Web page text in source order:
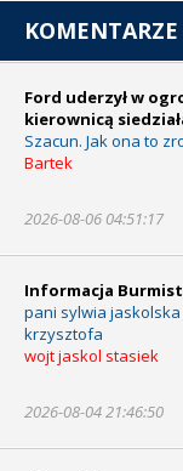
KOMENTARZE
Ford uderzył w
kierownicą
Szacun. Jak ona to
Bartek
2026-08-06 04:51:17
Informacja
pani sylwia
krzysztofa
wojt jaskol stasiek
2026-08-04 21:46:50